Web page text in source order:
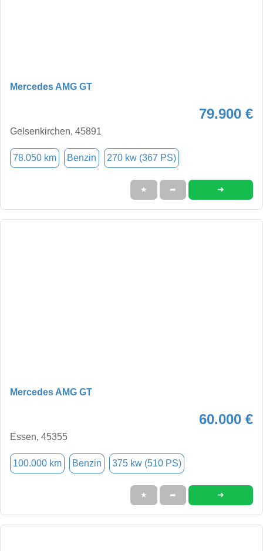
Mercedes AMG GT
79.900 €
Gelsenkirchen, 45891
78.050 km Benzin 270 kw (367 PS)
★ ➦ ➜
Mercedes AMG GT
60.000 €
Essen, 45355
100.000 km Benzin 375 kw (510 PS)
★ ➦ ➜